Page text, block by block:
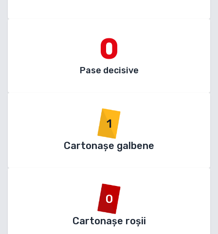
0
Pase decisive
1
Cartonașe galbene
0
Cartonașe roșii